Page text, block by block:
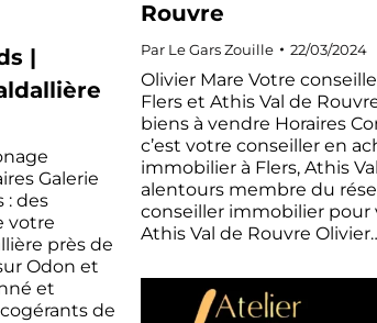
|
Galerie
: des
votre
près de
Odon et
et
de
Rouvre
Par Le Gars Zouille 22/03/2024
Olivier Mare Votre
Flers et Athis Val de
biens à vendre Horaires
c’est votre conseiller en
immobilier à Flers, Athis
alentours membre du
conseiller immobilier pour
Athis Val de Rouvre